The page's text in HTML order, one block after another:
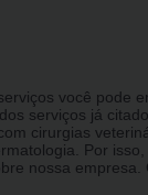
você pode
serviços já
cirurgias
Por
nossa empresa.